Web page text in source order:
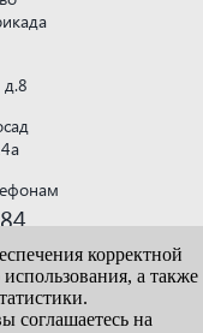
д.8
корректной
а также
соглашаетесь на